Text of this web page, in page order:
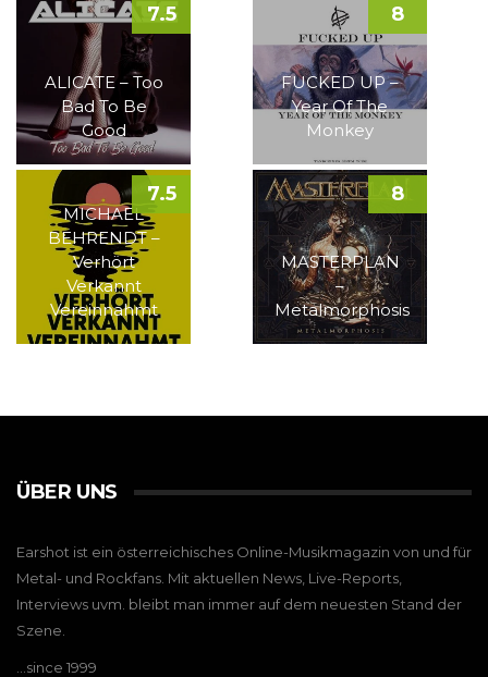
ALICATE – Too
Bad To Be
Good
7.5
FUCKED UP –
Year Of The
Monkey
8
MICHAEL
BEHRENDT –
Verhört
Verkannt
Vereinnahmt
7.5
MASTERPLAN
–
Metalmorphosis
8
ÜBER UNS
Earshot ist ein österreichisches Online-Musikmagazin von und für
Metal- und Rockfans. Mit aktuellen News, Live-Reports,
Interviews uvm. bleibt man immer auf dem neuesten Stand der
Szene.
…since 1999